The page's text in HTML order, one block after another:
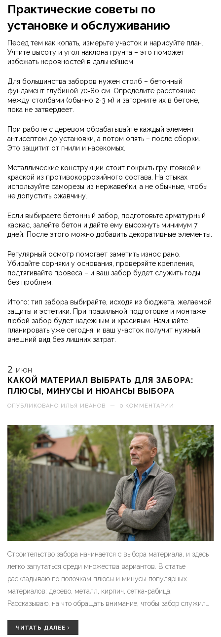
Практические советы по
установке и обслуживанию
Перед тем как копать, измерьте участок и нарисуйте план.
Учтите высоту и угол наклона грунта – это поможет
избежать неровностей в дальнейшем.
Для большинства заборов нужен столб – бетонный
фундамент глубиной 70‑80 см. Определите расстояние
между столбами (обычно 2‑3 м) и загорните их в бетоне,
пока не затвердеет.
При работе с деревом обрабатывайте каждый элемент
антисептом до установки, а потом опять – после сборки.
Это защитит от гнили и насекомых.
Металлические конструкции стоит покрыть грунтовкой и
краской из противокоррозийного состава. На стыках
используйте саморезы из нержавейки, а не обычные, чтобы
не допустить ржавчину.
Если выбираете бетонный забор, подготовьте арматурный
каркас, залейте бетон и дайте ему высохнуть минимум 7
дней. После этого можно добавить декоративные элементы.
Регулярный осмотр помогает заметить износ рано.
Убирайте сорняки у основания, проверяйте крепления,
подтягивайте провеса – и ваш забор будет служить годы
без проблем.
Итого: тип забора выбирайте, исходя из бюджета, желаемой
защиты и эстетики. При правильной подготовке и монтаже
любой забор будет надёжным и красивым. Начинайте
планировать уже сегодня, и ваш участок получит нужный
внешний вид без лишних затрат.
2 ИЮН
КАКОЙ МАТЕРИАЛ ВЫБРАТЬ ДЛЯ ЗАБОРА:
ПЛЮСЫ, МИНУСЫ И НЮАНСЫ ВЫБОРА
ОПУБЛИКОВАНО ИЛЬЯ ИВАНОВ — 0 КОММЕНТАРИИ
Строительство забора начинается с выбора материала, и здесь
легко запутаться среди множества вариантов. В статье
раскладываю по полочкам плюсы и минусы популярных
материалов: дерево, металл, кирпич, сетка-рабица.
Рассказываю, на что обращать внимание, чтобы забор служил
советов, чтобы сэкономить время и нервы. После прочтения
ЧИТАТЬ ДАЛЕЕ